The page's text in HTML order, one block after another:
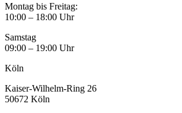
Montag bis Freitag:
10:00 – 18:00 Uhr
Samstag
09:00 – 19:00 Uhr
Köln
Kaiser-Wilhelm-Ring 26
50672 Köln